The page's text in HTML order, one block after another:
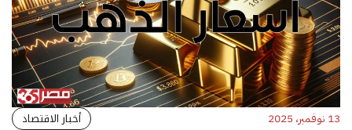
13 نوفمبر، 2025 أخبار الاقتصاد